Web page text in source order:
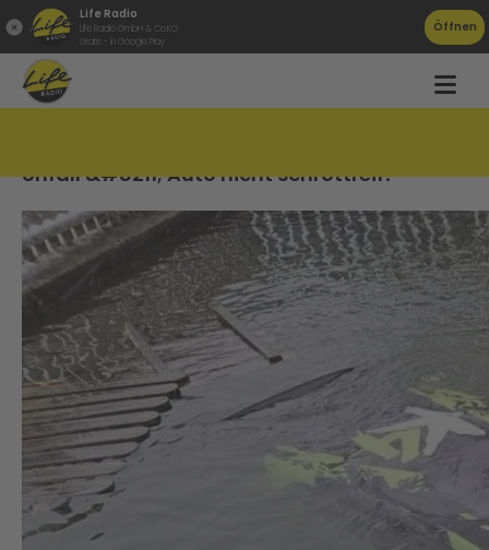
Life Radio
Life Radio GmbH & Co.KG
Gratis - in Google Play
Öffnen
Unfall &#8211; Auto nicht schrottreif!